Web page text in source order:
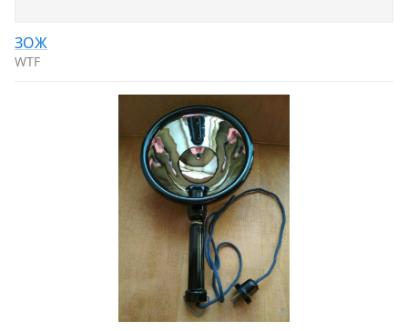
ЗОЖ
WTF